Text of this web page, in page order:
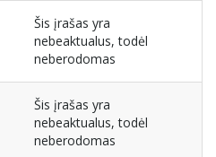
Šis įrašas yra
nebeaktualus, todėl
neberodomas
Šis įrašas yra
nebeaktualus, todėl
neberodomas